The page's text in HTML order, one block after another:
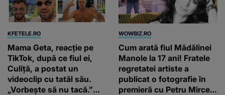
KFETELE.RO
Mama Geta, reacție pe
TikTok, după ce fiul ei,
Culiță, a postat un
videoclip cu tatăl său.
„Vorbește să nu tacă.”
WOWBIZ.RO
Cum arată fiul Mădălinei
Manole la 17 ani! Fratele
regretatei artiste a
publicat o fotografie în
premieră cu Petru Mircea